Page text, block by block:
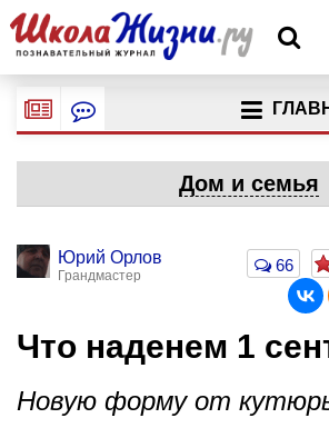
Дом и семья
Юрий Орлов
Грандмастер
66
Что наденем 1
Новую форму от